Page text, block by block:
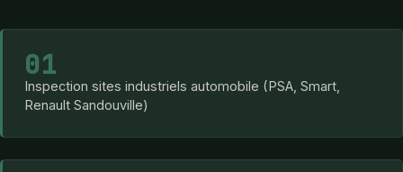
01
Inspection sites industriels automobile (PSA, Smart,
Renault Sandouville)